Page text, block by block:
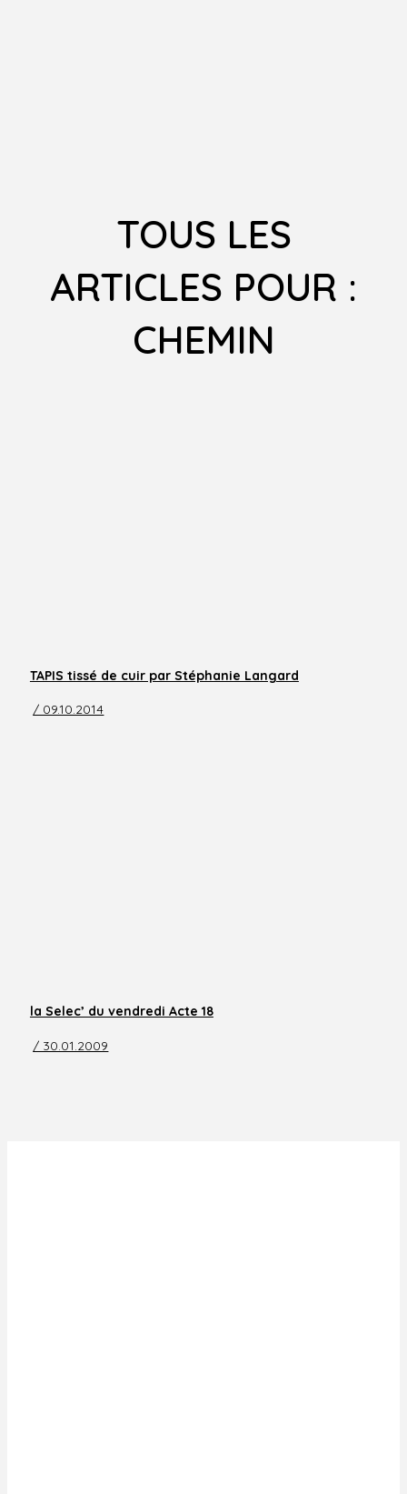
TOUS LES
ARTICLES POUR :
CHEMIN
TAPIS tissé de cuir par Stéphanie Langard
/ 09.10.2014
la Selec’ du vendredi Acte 18
/ 30.01.2009